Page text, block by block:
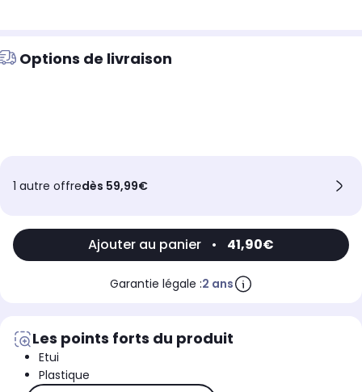
Options de livraison
1 autre offredès 59,99€
Ajouter au panier • 41,90€
Garantie légale :2 ans
Les points forts du produit
Etui
Plastique